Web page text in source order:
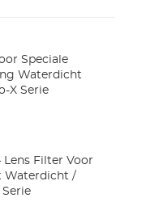
Speciale
Waterdicht
X Serie
Filter Voor
Waterdicht /